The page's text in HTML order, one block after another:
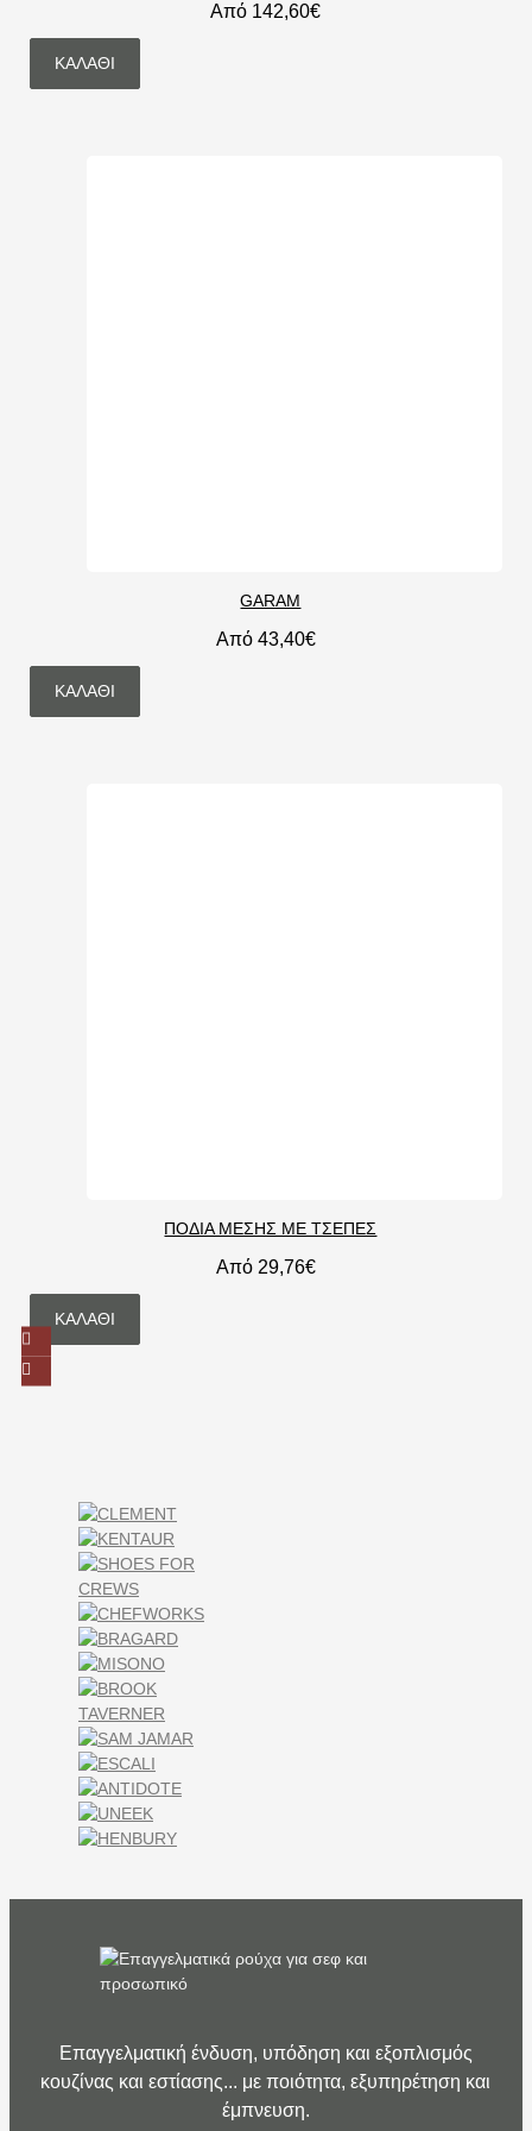
Από 142,60€
ΚΑΛΆΘΙ
GARAM
Από 43,40€
ΚΑΛΆΘΙ
ΠΟΔΙΑ ΜΕΣΗΣ ΜΕ ΤΣΕΠΕΣ
Από 29,76€
ΚΑΛΆΘΙ
Επαγγελματική ένδυση, υπόδηση και εξοπλισμός
κουζίνας και εστίασης... με ποιότητα, εξυπηρέτηση και
έμπνευση.